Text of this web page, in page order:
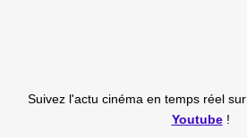
Suivez l'actu cinéma en temps réel sur
Youtube!